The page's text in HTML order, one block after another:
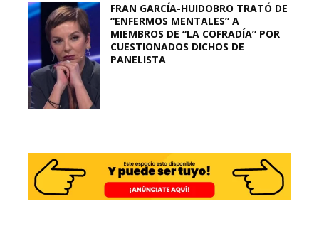
FRAN GARCÍA-HUIDOBRO TRATÓ DE
“ENFERMOS MENTALES” A
MIEMBROS DE “LA COFRADÍA” POR
CUESTIONADOS DICHOS DE
PANELISTA